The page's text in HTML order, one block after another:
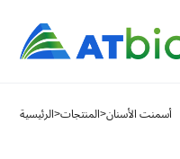
الرئيسية>المنتجات>أسمنت الأسنان